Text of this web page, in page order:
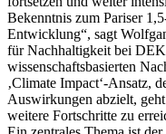
Bekenntnis zum Pariser
Entwicklung“, sagt
für Nachhaltigkeit bei
wissenschaftsbasierten
‚Climate Impact‘-Ansatz,
Auswirkungen abzielt,
weitere Fortschritte zu